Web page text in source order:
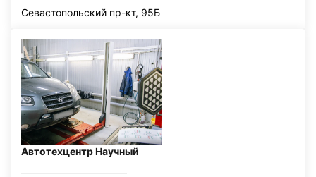
Севастопольский пр-кт, 95Б
Автотехцентр Научный